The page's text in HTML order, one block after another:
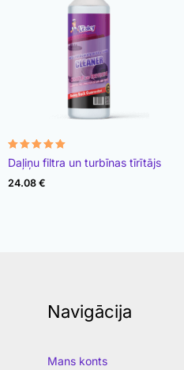
Rated
4.96
out of 5
Daļiņu filtra un turbīnas tīrītājs
24.08 €
Navigācija
Mans konts